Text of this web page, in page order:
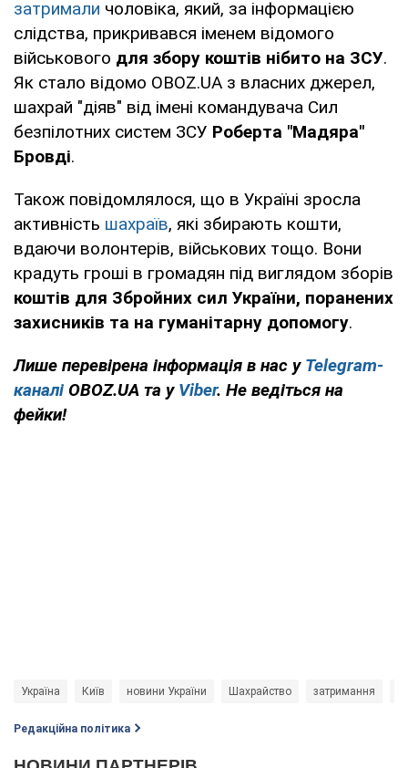
затримали чоловіка, який, за інформацією
слідства, прикривався іменем відомого
військового для збору коштів нібито на ЗСУ.
Як стало відомо OBOZ.UA з власних джерел,
шахрай "діяв" від імені командувача Сил
безпілотних систем ЗСУ Роберта "Мадяра"
Бровді.
Також повідомлялося, що в Україні зросла
активність шахраїв, які збирають кошти,
вдаючи волонтерів, військових тощо. Вони
крадуть гроші в громадян під виглядом зборів
коштів для Збройних сил України, поранених
захисників та на гуманітарну допомогу.
Лише перевірена інформація в нас у Telegram-
каналі OBOZ.UA та у Viber. Не ведіться на
фейки!
Україна Київ новини України Шахрайство затримання
Редакційна політика